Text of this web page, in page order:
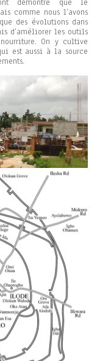
démontré que le
comme nous l’avons
des évolutions dans
d’améliorer les outils
On y cultive
est aussi à la source